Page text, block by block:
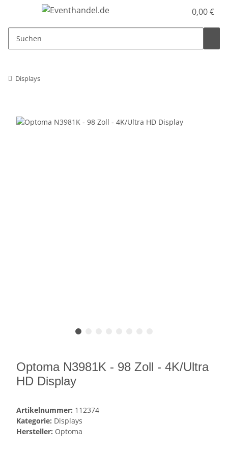
0,00 €
Displays
Optoma N3981K - 98 Zoll - 4K/Ultra
HD Display
Artikelnummer: 112374
Kategorie: Displays
Hersteller: Optoma